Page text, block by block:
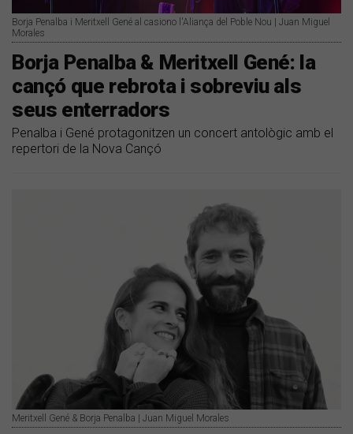
Borja Penalba i Meritxell Gené al casiono l'Aliança del Poble Nou | Juan Miguel
Morales
Borja Penalba & Meritxell Gené: la
cançó que rebrota i sobreviu als
seus enterradors
Penalba i Gené protagonitzen un concert antològic amb el
repertori de la Nova Cançó
Meritxell Gené & Borja Penalba | Juan Miguel Morales